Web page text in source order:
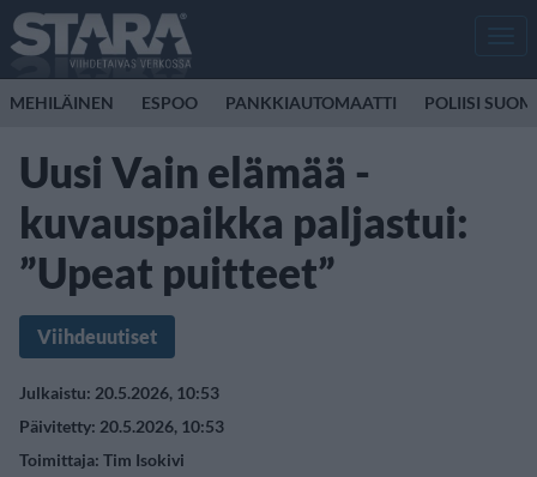
MEHILÄINEN ESPOO PANKKIAUTOMAATTI POLIISI
Uusi Vain elämää -
kuvauspaikka paljastui:
”Upeat puitteet”
Viihdeuutiset
Julkaistu: 20.5.2026, 10:53
Päivitetty: 20.5.2026, 10:53
Toimittaja: Tim Isokivi